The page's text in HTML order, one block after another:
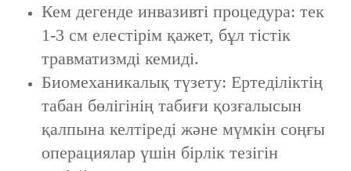
Кем дегенде инвазивті процедура: тек
1-3 см елестірім қажет, бұл тістік
травматизмді кемиді.
Биомеханикалық түзету: Ертеділіктің
табан бөлігінің табиғи қозғалысын
қалпына келтіреді және мүмкін соңғы
операциялар үшін бірлік тезігін